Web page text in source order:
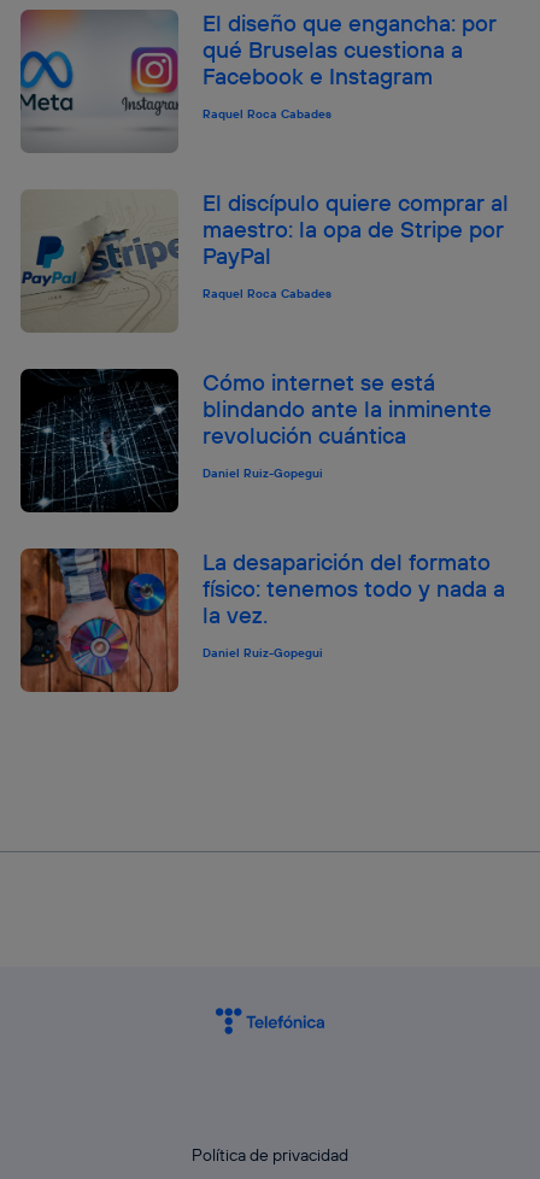
El diseño que engancha: por
qué Bruselas cuestiona a
Facebook e Instagram
Raquel Roca Cabades
El discípulo quiere comprar al
maestro: la opa de Stripe por
PayPal
Raquel Roca Cabades
Cómo internet se está
blindando ante la inminente
revolución cuántica
Daniel Ruiz-Gopegui
La desaparición del formato
físico: tenemos todo y nada a
la vez.
Daniel Ruiz-Gopegui
Política de privacidad